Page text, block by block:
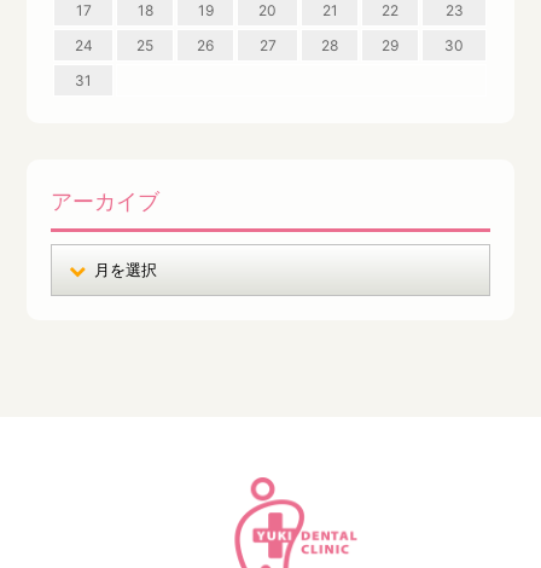
17
18 19 20 21 22
23
24
25 26 27 28 29
30
31
アーカイブ